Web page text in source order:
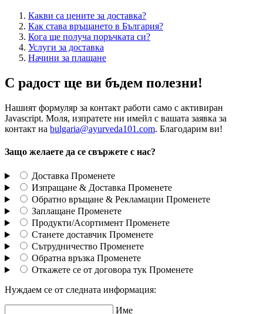
Какви са цените за доставка?
Как става връщането в България?
Кога ще получа поръчката си?
Услуги за доставка
Начини за плащане
С радост ще ви бъдем полезни!
Нашият формуляр за контакт работи само с активиран
Javascript. Моля, изпратете ни имейл с вашата заявка за
контакт на bulgaria@ayurveda101.com. Благодарим ви!
Защо желаете да се свържете с нас?
Доставка Променете
Изпращане & Доставка Променете
Обратно връщане & Рекламации Променете
Заплащане Променете
Продукти/Асортимент Променете
Станете доставчик Променете
Сътрудничество Променете
Обратна връзка Променете
Откажете се от договора тук Променете
Нуждаем се от следната информация:
Име